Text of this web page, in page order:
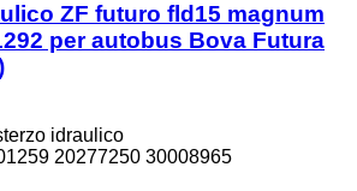
ZF futuro fld15 magnum
per autobus Bova Futura
idraulico
20277250 30008965